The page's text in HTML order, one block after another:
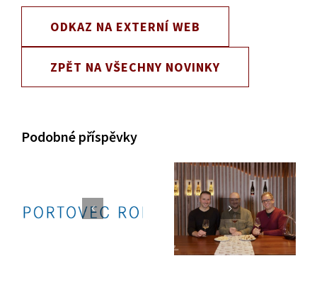
ODKAZ NA EXTERNÍ WEB
ZPĚT NA VŠECHNY NOVINKY
Podobné příspěvky
Sportovce roku
Podcast č. 87 Na
dúšok s Petkom
o našem vinařství